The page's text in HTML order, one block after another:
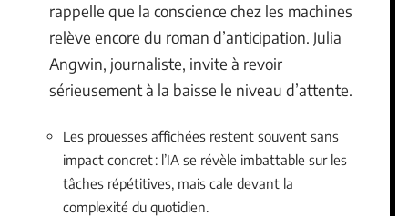
rappelle que la conscience chez les machines
relève encore du roman d’anticipation. Julia
Angwin, journaliste, invite à revoir
sérieusement à la baisse le niveau d’attente.
Les prouesses affichées restent souvent sans
impact concret : l’IA se révèle imbattable sur les
tâches répétitives, mais cale devant la
complexité du quotidien.